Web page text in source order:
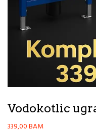
Vodokotlic
339,00BAM